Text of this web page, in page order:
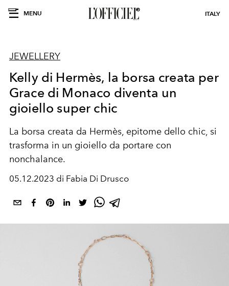
MENU ITALY
JEWELLERY
Kelly di Hermès, la borsa creata per
Grace di Monaco diventa un
gioiello super chic
La borsa creata da Hermès, epitome dello chic, si
trasforma in un gioiello da portare con
nonchalance.
05.12.2023 di Fabia Di Drusco